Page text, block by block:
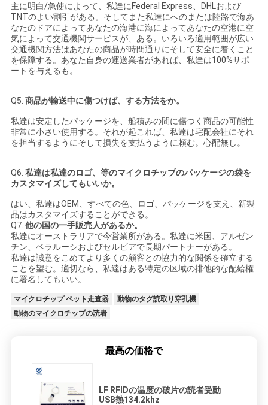
主に明白/急使によって、私達にFederal Express、DHLおよび
TNTのよい割引がある。そしてまた私達にへのまたは陸路で海あ
なたのドアによってあなたの海港に海によってあなたの空港に空
気によって交通機関サービスが、ある。いろいろ適用範囲が広い
交通機関方法はあなたの商品が時間通りにそして安全に着くこと
を保障する。あなた自身の運送業者があれば、私達は100%サポ
ートを与えるも。
Q5. 商品が輸送中に傷つけば、する方法をか。
私達は安定したパッケージを、船積みの間に傷つく商品の可能性
非常に小さい使用する。それが起これば、私達は宅配会社にそれ
を担当するようにそして損失を支払うように頼む。心配無し。
Q6. 私達は私達のロゴ、等のマイクロチップのパッケージの袋を
カスタマイズしてもいいか。
はい、私達はOEM、すべての色、ロゴ、パッケージを支え、新製
品はカスタマイズすることができる。
Q7. 他の国の一手販売人があるか。
私達にオーストラリアで今営業所がある。私達に米国、アルゼン
チン、ベラルーシおよびセルビアで長期パートナーがある。
私達は誠意をこめてより多くの顧客との協力的な関係を確立する
ことを望む。適切なら、私達はある特定の区域の排他的な配給権
に署名してもいい。
マイクロチップ ペット走査器
動物のタグ読取り穿孔機
動物のマイクロチップの読者
最高の価格で
LF RFIDの温度の破片の読者受動
USB熱134.2khz